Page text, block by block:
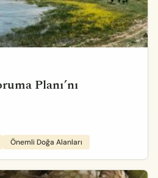
Planı’nı
Önemli Doğa Alanları